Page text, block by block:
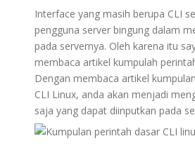
Interface yang masih berupa CLI
pengguna server bingung dalam
pada servernya. Oleh karena itu
membaca artikel kumpulah
Dengan membaca artikel
CLI Linux, anda akan menjadi
saja yang dapat diinputkan pada